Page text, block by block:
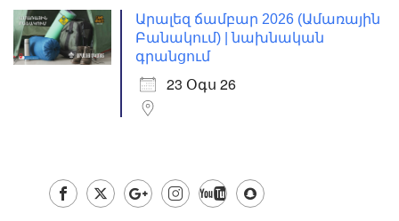
Արալեզ ճամբար 2026 (Ամառային
Բանակում) | նախնական
գրանցում
23 Օգս 26